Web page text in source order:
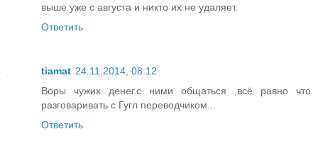
выше уже с августа и никто их не удаляет.
Ответить
tiamat 24.11.2014, 08:12
Воры чужих денег.с ними общаться ,всё равно что
разговаривать с Гугл переводчиком...
Ответить